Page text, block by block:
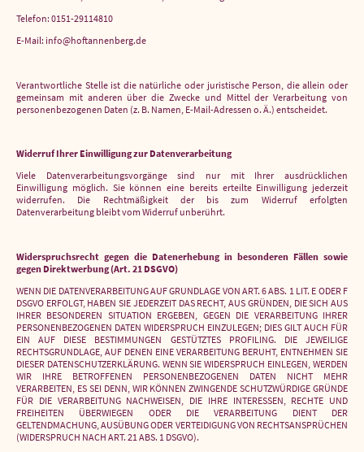
Telefon: 0151-29114810
E-Mail: info@hoftannenberg.de
Verantwortliche Stelle ist die natürliche oder juristische Person, die allein oder
gemeinsam mit anderen über die Zwecke und Mittel der Verarbeitung von
personenbezogenen Daten (z. B. Namen, E-Mail-Adressen o. Ä.) entscheidet.
Widerruf Ihrer Einwilligung zur Datenverarbeitung
Viele Datenverarbeitungsvorgänge sind nur mit Ihrer ausdrücklichen
Einwilligung möglich. Sie können eine bereits erteilte Einwilligung jederzeit
widerrufen. Die Rechtmäßigkeit der bis zum Widerruf erfolgten
Datenverarbeitung bleibt vom Widerruf unberührt.
Widerspruchsrecht gegen die Datenerhebung in besonderen Fällen sowie
gegen Direktwerbung (Art. 21 DSGVO)
WENN DIE DATENVERARBEITUNG AUF GRUNDLAGE VON ART. 6 ABS. 1 LIT. E ODER F
DSGVO ERFOLGT, HABEN SIE JEDERZEIT DAS RECHT, AUS GRÜNDEN, DIE SICH AUS
IHRER BESONDEREN SITUATION ERGEBEN, GEGEN DIE VERARBEITUNG IHRER
PERSONENBEZOGENEN DATEN WIDERSPRUCH EINZULEGEN; DIES GILT AUCH FÜR
EIN AUF DIESE BESTIMMUNGEN GESTÜTZTES PROFILING. DIE JEWEILIGE
RECHTSGRUNDLAGE, AUF DENEN EINE VERARBEITUNG BERUHT, ENTNEHMEN SIE
DIESER DATENSCHUTZERKLÄRUNG. WENN SIE WIDERSPRUCH EINLEGEN, WERDEN
WIR IHRE BETROFFENEN PERSONENBEZOGENEN DATEN NICHT MEHR
VERARBEITEN, ES SEI DENN, WIR KÖNNEN ZWINGENDE SCHUTZWÜRDIGE GRÜNDE
FÜR DIE VERARBEITUNG NACHWEISEN, DIE IHRE INTERESSEN, RECHTE UND
FREIHEITEN ÜBERWIEGEN ODER DIE VERARBEITUNG DIENT DER
GELTENDMACHUNG, AUSÜBUNG ODER VERTEIDIGUNG VON RECHTSANSPRÜCHEN
(WIDERSPRUCH NACH ART. 21 ABS. 1 DSGVO).